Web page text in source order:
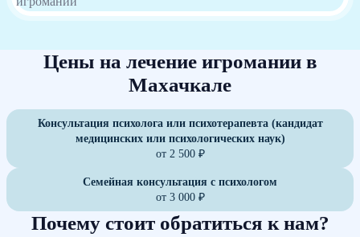
Цены на лечение игромании в
Махачкале
Консультация психолога или психотерапевта (кандидат
медицинских или психологических наук)
от 2 500 ₽
Семейная консультация с психологом
от 3 000 ₽
Почему стоит обратиться к нам?